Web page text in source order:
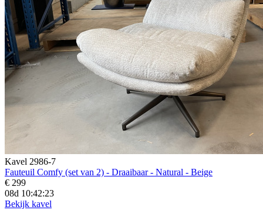
Kavel 2986-7
Fauteuil Comfy (set van 2) - Draaibaar - Natural - Beige
€ 299
08d 10:42:21
Bekijk kavel